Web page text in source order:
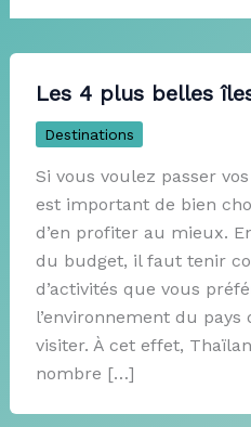
Les 4 plus belles
Destinations
Si vous voulez passer
est important de bien
d’en profiter au mieux.
du budget, il faut tenir
d’activités que vous
l’environnement du
visiter. À cet effet,
nombre […]